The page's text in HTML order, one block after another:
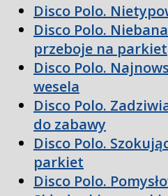
Disco Polo.
Disco Polo.
przeboje na parkiet
Disco Polo.
wesela
Disco Polo.
do zabawy
Disco Polo.
parkiet
Disco Polo.